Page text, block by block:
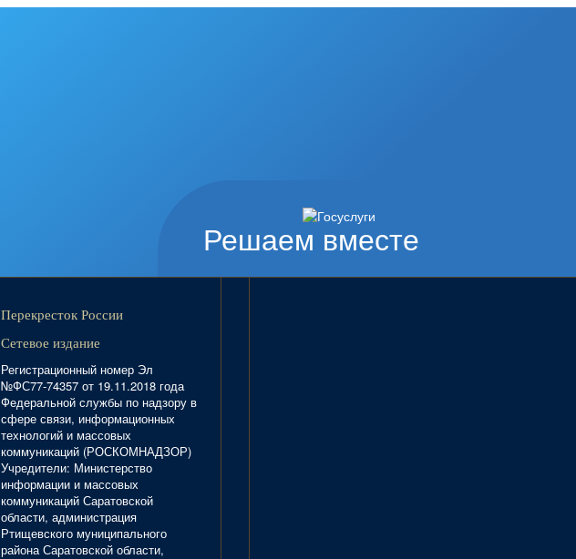
Решаем вместе
Перекресток России
Сетевое издание
Регистрационный номер Эл
№ФС77-74357 от 19.11.2018 года
Федеральной службы по надзору в
сфере связи, информационных
технологий и массовых
коммуникаций (РОСКОМНАДЗОР)
Учредители: Министерство
информации и массовых
коммуникаций Саратовской
области, администрация
Ртищевского муниципального
района Саратовской области,